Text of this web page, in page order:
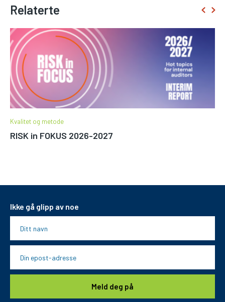
Relaterte
Kvalitet og metode
RISK in FOKUS 2026-2027
Ikke gå glipp av noe